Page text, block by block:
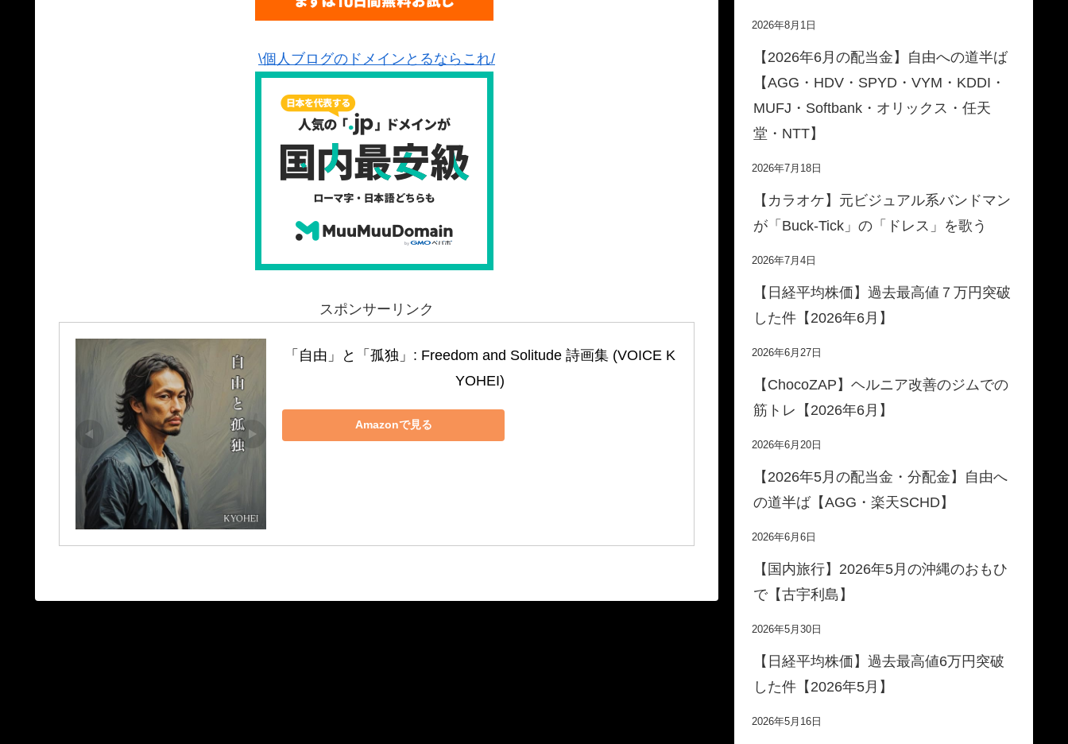
\個人ブログのドメインとるならこれ/
スポンサーリンク
「自由」と「孤独」: Freedom and Solitude 詩画集 (VOICE K
YOHEI)
Amazonで見る
2026年8月1日
【2026年6月の配当金】自由への道半ば
【AGG・HDV・SPYD・VYM・KDDI・
MUFJ・Softbank・オリックス・任天
堂・NTT】
2026年7月18日
【カラオケ】元ビジュアル系バンドマン
が「Buck-Tick」の「ドレス」を歌う
2026年7月4日
【日経平均株価】過去最高値７万円突破
した件【2026年6月】
2026年6月27日
【ChocoZAP】ヘルニア改善のジムでの
筋トレ【2026年6月】
2026年6月20日
【2026年5月の配当金・分配金】自由へ
の道半ば【AGG・楽天SCHD】
2026年6月6日
【国内旅行】2026年5月の沖縄のおもひ
で【古宇利島】
2026年5月30日
【日経平均株価】過去最高値6万円突破
した件【2026年5月】
2026年5月16日